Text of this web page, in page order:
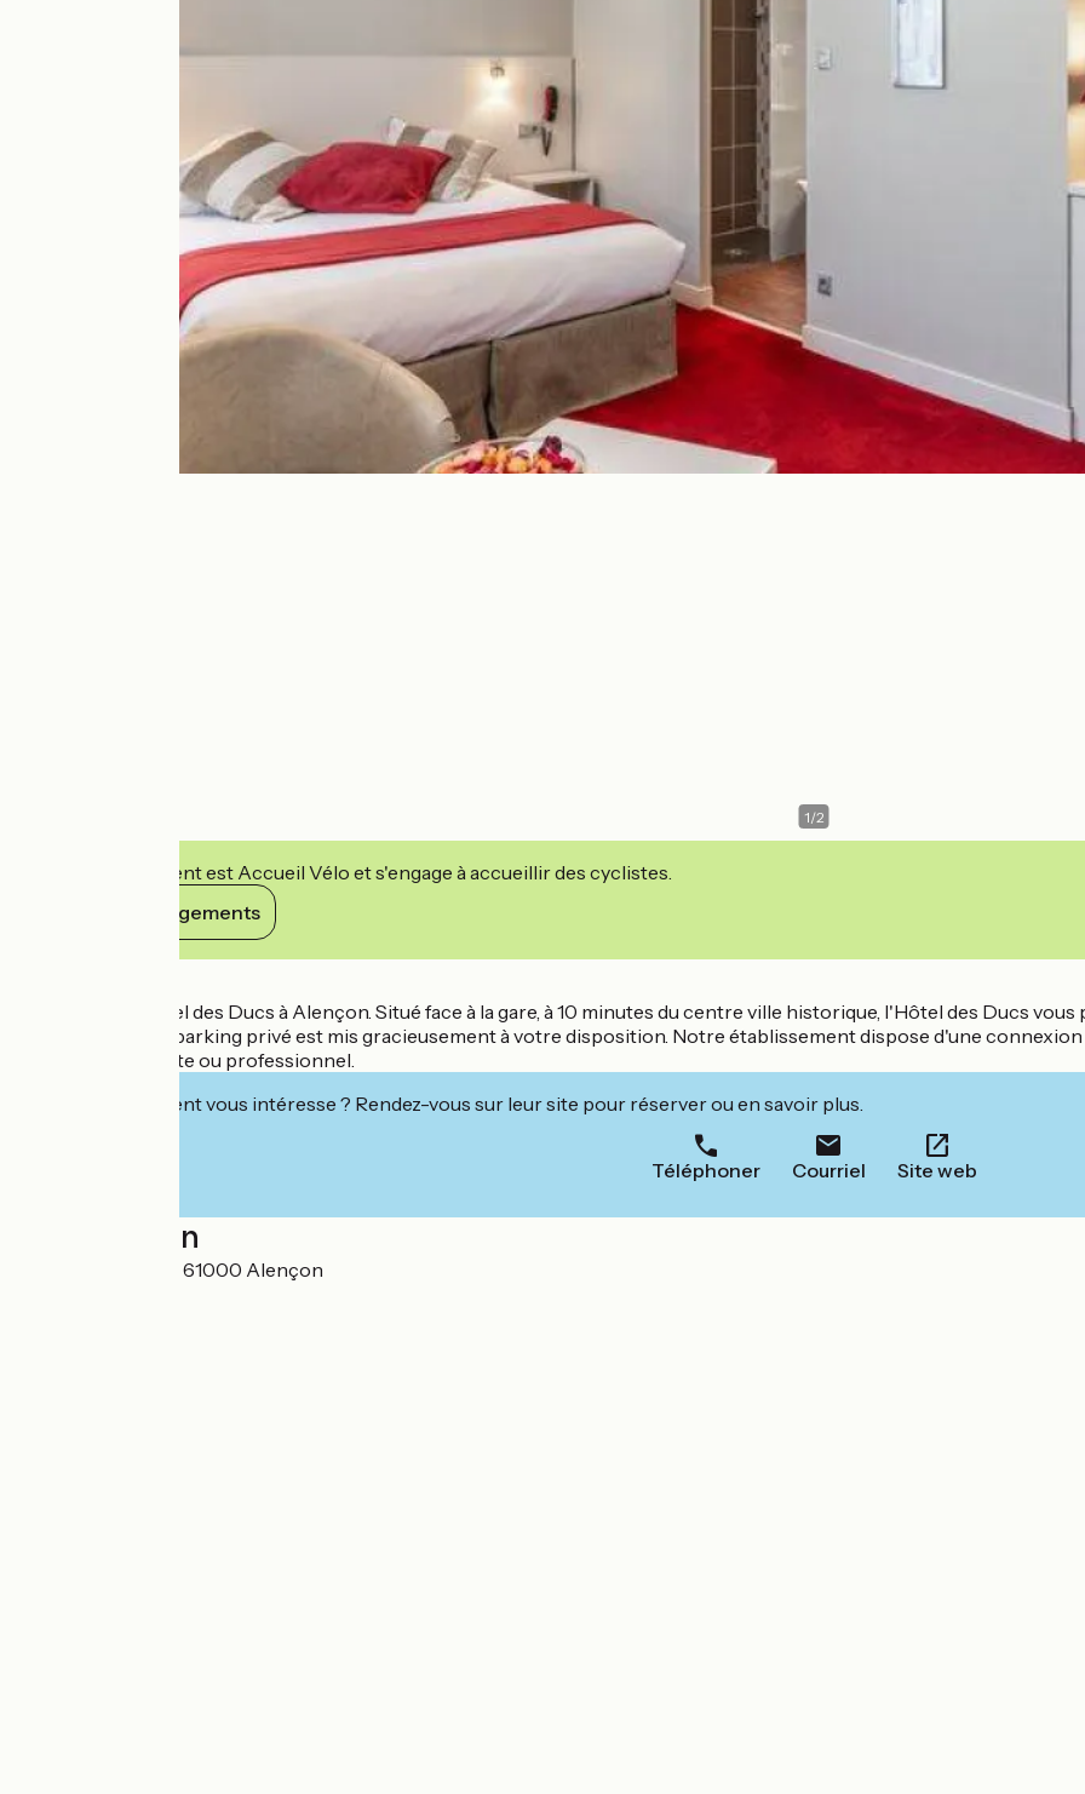
1/2
Cet établissement est Accueil Vélo et s'engage à accueillir des cyclistes.
Voir ses engagements
Bienvenue à l'hôtel des Ducs à Alençon. Situé face à la gare, à 10 minutes du centre ville historique, l'Hôtel des Ducs
personnalisé. Un parking privé est mis gracieusement à votre disposition. Notre établissement dispose d'une
moment de détente ou professionnel.
Cet établissement vous intéresse ? Rendez-vous sur leur site pour réserver ou en savoir plus.
Téléphoner Courriel Site web
Localisation
50 avenue Wilson 61000 Alençon